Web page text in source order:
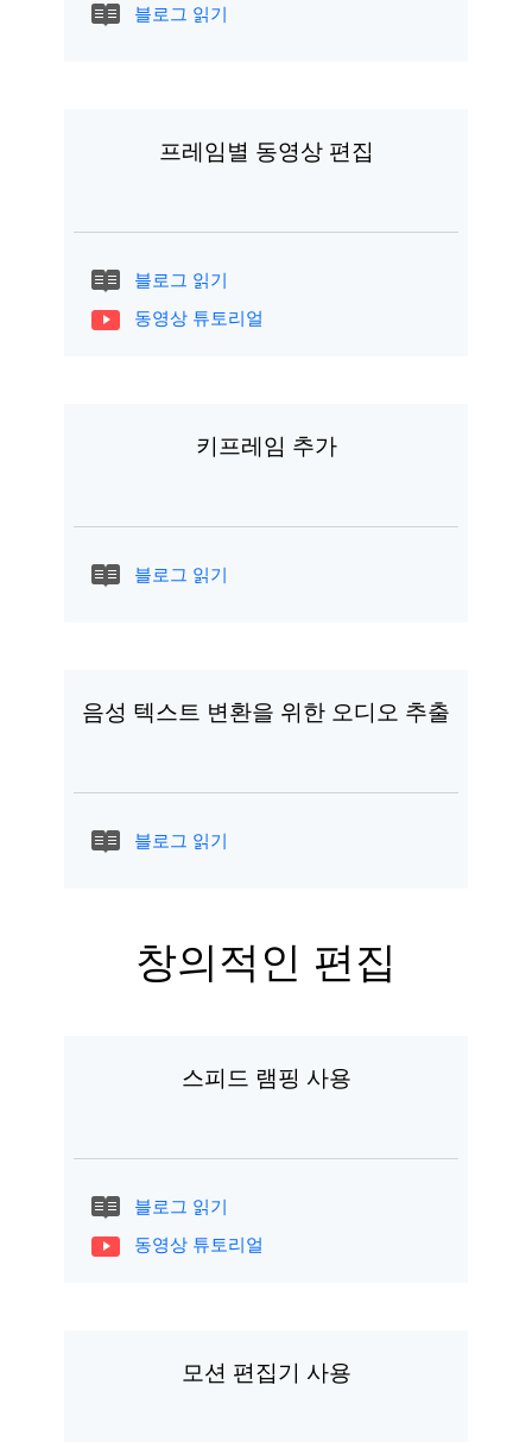
블로그 읽기
프레임별 동영상 편집
블로그 읽기
동영상 튜토리얼
키프레임 추가
블로그 읽기
음성 텍스트 변환을 위한 오디오 추출
블로그 읽기
창의적인 편집
스피드 램핑 사용
블로그 읽기
동영상 튜토리얼
모션 편집기 사용